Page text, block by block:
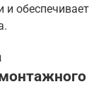
обеспечивает
.